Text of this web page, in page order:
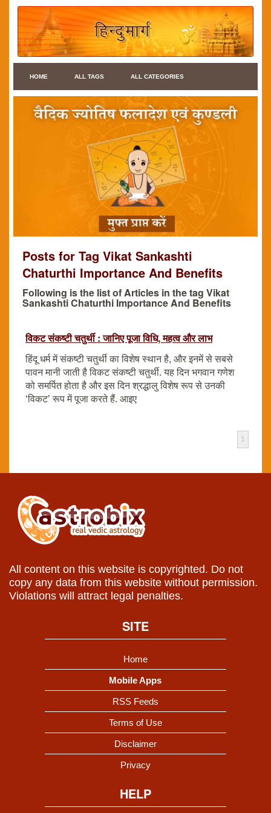
HOME ALL TAGS ALL CATEGORIES
Posts for Tag Vikat Sankashti
Chaturthi Importance And Benefits
Following is the list of Articles in the tag Vikat
Sankashti Chaturthi Importance And Benefits
विकट संकष्टी चतुर्थी : जानिए पूजा विधि, महत्व और लाभ
हिंदू धर्म में संकष्टी चतुर्थी का विशेष स्थान है, और इनमें से सबसे
पावन मानी जाती है विकट संकष्टी चतुर्थी. यह दिन भगवान गणेश
को समर्पित होता है और इस दिन श्रद्धालु विशेष रूप से उनकी
‘विकट’ रूप में पूजा करते हैं. आइए
1
All content on this website is copyrighted. Do not
copy any data from this website without permission.
Violations will attract legal penalties.
SITE
Home
Mobile Apps
RSS Feeds
Terms of Use
Disclaimer
Privacy
HELP